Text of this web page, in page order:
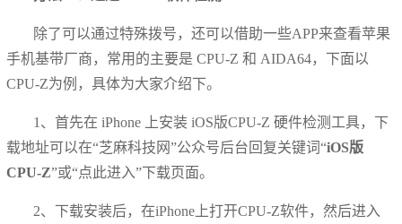
除了可以通过特殊拨号，还可以借助一些APP来查看苹果
手机基带厂商，常用的主要是 CPU-Z 和 AIDA64，下面以
CPU-Z为例，具体为大家介绍下。
1、首先在 iPhone 上安装 iOS版CPU-Z 硬件检测工具，下
载地址可以在“芝麻科技网”公众号后台回复关键词“iOS版
CPU-Z”或“点此进入”下载页面。
2、下载安装后，在iPhone上打开CPU-Z软件，然后进入